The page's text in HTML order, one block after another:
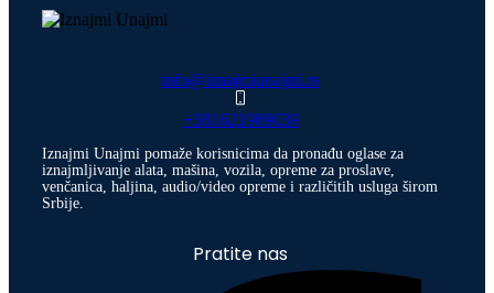
info@iznajmiunajmi.rs
+381621989039
Iznajmi Unajmi pomaže korisnicima da pronađu oglase za
iznajmljivanje alata, mašina, vozila, opreme za proslave,
venčanica, haljina, audio/video opreme i različitih usluga širom
Srbije.
Pratite nas